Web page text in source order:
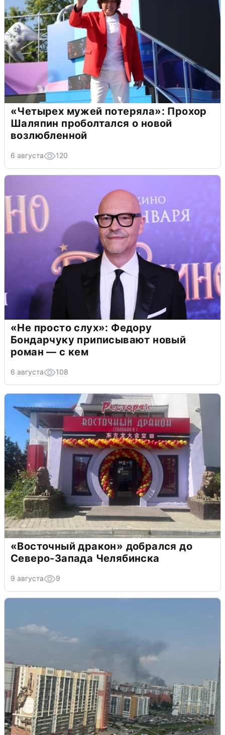
«Четырех мужей потеряла»: Прохор
Шаляпин проболтался о новой
возлюбленной
6 августа 120
«Не просто слух»: Федору
Бондарчуку приписывают новый
роман — с кем
6 августа 108
«Восточный дракон» добрался до
Северо-Запада Челябинска
9 августа 9